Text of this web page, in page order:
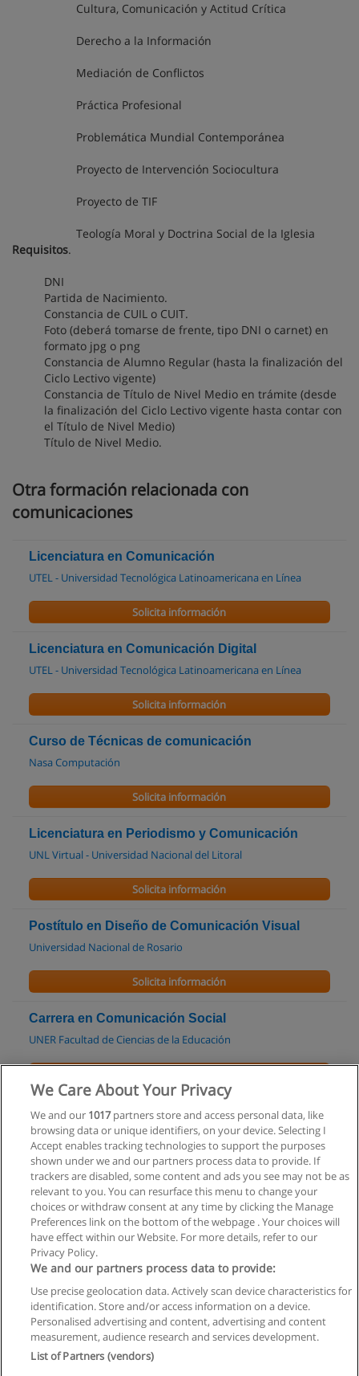
Cultura, Comunicación y Actitud Crítica
Derecho a la Información
Mediación de Conflictos
Práctica Profesional
Problemática Mundial Contemporánea
Proyecto de Intervención Sociocultura
Proyecto de TIF
Teología Moral y Doctrina Social de la Iglesia
Requisitos.
DNI
Partida de Nacimiento.
Constancia de CUIL o CUIT.
Foto (deberá tomarse de frente, tipo DNI o carnet) en
formato jpg o png
Constancia de Alumno Regular (hasta la finalización del
Ciclo Lectivo vigente)
Constancia de Título de Nivel Medio en trámite (desde
la finalización del Ciclo Lectivo vigente hasta contar con
el Título de Nivel Medio)
Título de Nivel Medio.
Otra formación relacionada con
comunicaciones
Licenciatura en Comunicación
UTEL - Universidad Tecnológica Latinoamericana en Línea
Solicita información
Licenciatura en Comunicación Digital
UTEL - Universidad Tecnológica Latinoamericana en Línea
Solicita información
Curso de Técnicas de comunicación
Nasa Computación
Solicita información
Licenciatura en Periodismo y Comunicación
UNL Virtual - Universidad Nacional del Litoral
Solicita información
Postítulo en Diseño de Comunicación Visual
Universidad Nacional de Rosario
Solicita información
Carrera en Comunicación Social
UNER Facultad de Ciencias de la Educación
Carrera en Comunicación Multimedial
ideaa Instituto de artes aplicadas
Solicita información
Privacidad de datos
Contactar con Educaedu
Copyright © Educaedu Business S.L. - CIF : B-95610580: -
We Care About Your Privacy
We and our 1017partners store and access personal data, like
browsing data or unique identifiers, on your device. Selecting I
Accept enables tracking technologies to support the purposes
shown under we and our partners process data to provide. If
trackers are disabled, some content and ads you see may not be as
relevant to you. You can resurface this menu to change your
choices or withdraw consent at any time by clicking the Manage
Preferences link on the bottom of the webpage . Your choices will
have effect within our Website. For more details, refer to our
Privacy Policy.
We and our partners process data to provide:
Use precise geolocation data. Actively scan device characteristics for
identification. Store and/or access information on a device.
Personalised advertising and content, advertising and content
measurement, audience research and services development.
List of Partners (vendors)